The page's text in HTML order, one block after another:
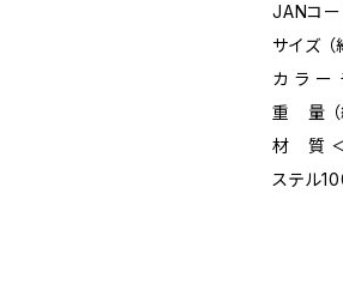
JANコ
サイズ
カ ラ ー
重 量 （
材 質 ＜
ステル